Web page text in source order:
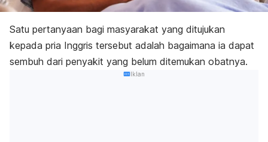
Satu pertanyaan bagi masyarakat yang ditujukan
kepada pria Inggris tersebut adalah bagaimana ia dapat
sembuh dari penyakit yang belum ditemukan obatnya.
Iklan